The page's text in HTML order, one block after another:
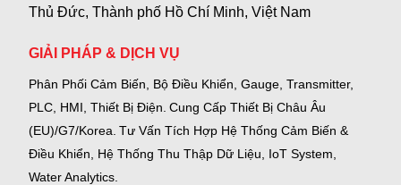
Thủ Đức, Thành phố Hồ Chí Minh, Việt Nam
GIẢI PHÁP & DỊCH VỤ
Phân Phối Cảm Biến, Bộ Điều Khiển, Gauge, Transmitter,
PLC, HMI, Thiết Bị Điện. Cung Cấp Thiết Bị Châu Âu
(EU)/G7/Korea. Tư Vấn Tích Hợp Hệ Thống Cảm Biến &
Điều Khiển, Hệ Thống Thu Thập Dữ Liệu, IoT System,
Water Analytics.